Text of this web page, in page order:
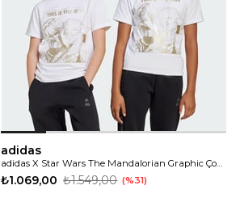
adidas
adidas X Star Wars The Mandalorian Graphic Çocuk Tişört
₺1.069,00 ₺1.549,00 %31